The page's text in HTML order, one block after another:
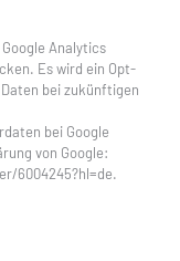
Analytics
Es wird ein Opt-
bei zukünftigen
bei Google
von Google:
6004245?hl=de.